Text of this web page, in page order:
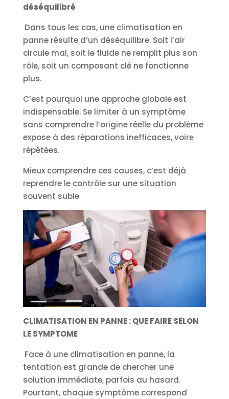
déséquilibré
Dans tous les cas, une climatisation en
panne résulte d’un déséquilibre. Soit l’air
circule mal, soit le fluide ne remplit plus son
rôle, soit un composant clé ne fonctionne
plus.
C’est pourquoi une approche globale est
indispensable. Se limiter à un symptôme
sans comprendre l’origine réelle du problème
expose à des réparations inefficaces, voire
répétées.
Mieux comprendre ces causes, c’est déjà
reprendre le contrôle sur une situation
souvent subie
CLIMATISATION EN PANNE : QUE FAIRE SELON
LE SYMPTOME
Face à une climatisation en panne, la
tentation est grande de chercher une
solution immédiate, parfois au hasard.
Pourtant, chaque symptôme correspond